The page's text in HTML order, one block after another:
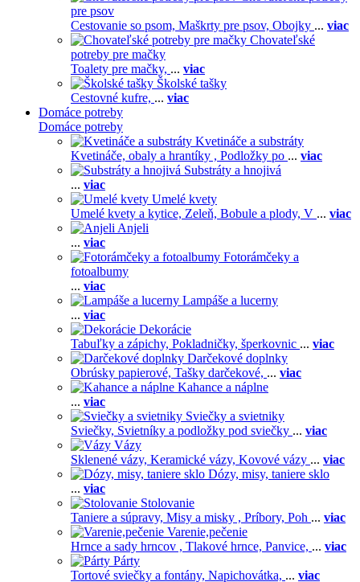
pre psov
Cestovanie so psom, Maškrty pre psov, Obojky ... viac
Chovateľské
potreby pre mačky
Toalety pre mačky, ... viac
Školské tašky
Cestovné kufre, ... viac
Domáce potreby
Domáce potreby
Kvetináče a substráty
Kvetináče, obaly a hrantíky , Podložky po ... viac
Substráty a hnojivá
... viac
Umelé kvety
Umelé kvety a kytice, Zeleň, Bobule a plody, V ... viac
Anjeli
... viac
Fotorámčeky a
fotoalbumy
... viac
Lampáše a lucerny
... viac
Dekorácie
Tabuľky a zápichy, Pokladničky, šperkovnic ... viac
Darčekové doplnky
Obrúsky papierové, Tašky darčekové, ... viac
Kahance a náplne
... viac
Sviečky a svietniky
Sviečky, Svietníky a podložky pod sviečky ... viac
Vázy
Sklenené vázy, Keramické vázy, Kovové vázy ... viac
Dózy, misy, taniere sklo
... viac
Stolovanie
Taniere a súpravy, Misy a misky , Príbory, Poh ... viac
Varenie,pečenie
Hrnce a sady hrncov , Tlakové hrnce, Panvice, ... viac
Párty
Tortové sviečky a fontány, Napichovátka, ... viac